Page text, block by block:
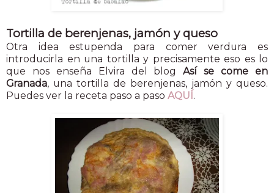
Tortilla de berenjenas, jamón y queso
Otra idea estupenda para comer verdura es
introducirla en una tortilla y precisamente eso es lo
que nos enseña Elvira del blogAsí se come en
Granada, una tortilla de berenjenas, jamón y queso.
Puedes ver la receta paso a paso AQUÍ.